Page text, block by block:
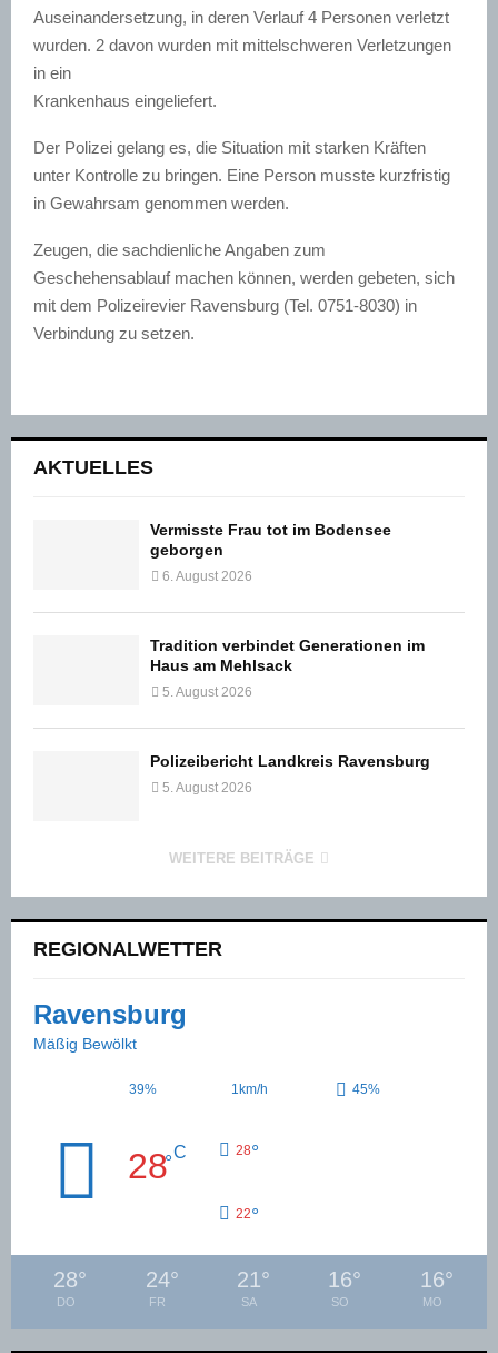
Auseinandersetzung, in deren Verlauf 4 Personen verletzt
wurden. 2 davon wurden mit mittelschweren Verletzungen
in ein
Krankenhaus eingeliefert.
Der Polizei gelang es, die Situation mit starken Kräften
unter Kontrolle zu bringen. Eine Person musste kurzfristig
in Gewahrsam genommen werden.
Zeugen, die sachdienliche Angaben zum
Geschehensablauf machen können, werden gebeten, sich
mit dem Polizeirevier Ravensburg (Tel. 0751-8030) in
Verbindung zu setzen.
AKTUELLES
Vermisste Frau tot im Bodensee
geborgen
6. August 2026
Tradition verbindet Generationen im
Haus am Mehlsack
5. August 2026
Polizeibericht Landkreis Ravensburg
5. August 2026
WEITERE BEITRÄGE
REGIONALWETTER
Ravensburg
Mäßig Bewölkt
39% 1km/h 45%
28°C 28°
22°
28°
DO
24°
FR
21°
SA
16°
SO
16°
MO